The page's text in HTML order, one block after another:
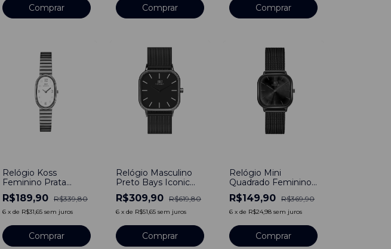
Comprar Comprar
Relógio Koss
Feminino Prata
Números
R$189,90 R$339,80
6 x de R$31,65 sem juros
Relógio Masculino
Preto Bays Iconic
Pulseira de Aço
Preto 40mm
Minimalista Aço
titânio
R$309,90 R$619,80
6 x de R$51,65 sem juros
Comprar
Relógio Mini
Quadrado Feminino
Bays Preto 30mm -
Aço Inoxidável
R$149,90 R$369,90
6 x de R$24,98 sem juros
Comprar